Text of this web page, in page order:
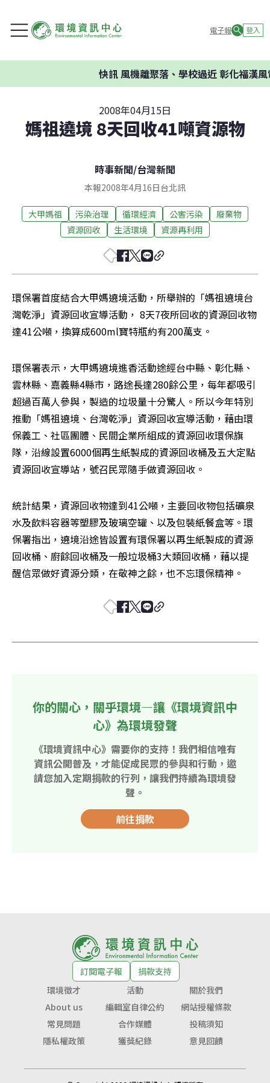
電子報 登入
快訊風機離聚落、學校過近 彰化福漢風
2008年04月15日
媽祖遶境 8天回收41噸資源物
時事新聞/台灣新聞
本報2008年4月16日台北訊
大甲媽祖 污染治理 循環經濟 公害污染
廢棄物
資源回收
生活環境 資源再利用
環保署首度結合大甲媽遶境活動，所舉辦的「媽祖遶境台
灣乾淨」資源回收宣導活動， 8天7夜所回收的資源回收物
達41公噸，換算成600ml寶特瓶約有200萬支。
環保署表示，大甲媽遶境進香活動途經台中縣、彰化縣、
雲林縣、嘉義縣4縣市，路途長達280餘公里，每年都吸引
超過百萬人參與，製造的垃圾量十分驚人。所以今年特別
推動「媽祖遶境、台灣乾淨」資源回收宣導活動，藉由環
保義工、社區團體、民間企業所組成的資源回收環保旗
隊，沿線設置6000個再生紙製成的資源回收桶及五大定點
資源回收宣導站，號召民眾隨手做資源回收。
統計結果，資源回收物達到41公噸，主要回收物包括礦泉
水及飲料容器等塑膠及玻璃空罐、以及包裝紙餐盒等。環
保署指出，遶境沿途皆設置有環保署以再生紙製成的資源
回收桶、廚餘回收桶及一般垃圾桶3大類回收桶，藉以提
醒信眾做好資源分類，在敬神之餘，也不忘環保精神。
你的關心，關乎環境—讓《環境資訊中
心》為環境發聲
《環境資訊中心》需要你的支持！我們相信唯有
資訊公開普及，才能促成民眾的參與和行動，邀
請您加入定期捐款的行列，讓我們持續為環境發
聲。
前往捐款
訂閱電子報
捐款支持
環境徵才
活動
關於我們
About us
編輯室自律公約
網站授權條款
常見問題
合作媒體
投稿須知
隱私權政策
獲獎紀錄 意見回饋